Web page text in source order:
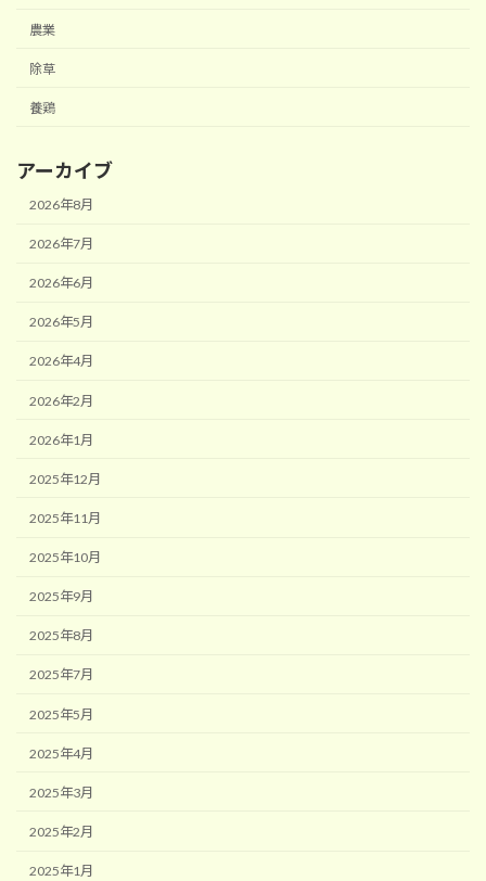
農業
除草
養鶏
アーカイブ
2026年8月
2026年7月
2026年6月
2026年5月
2026年4月
2026年2月
2026年1月
2025年12月
2025年11月
2025年10月
2025年9月
2025年8月
2025年7月
2025年5月
2025年4月
2025年3月
2025年2月
2025年1月